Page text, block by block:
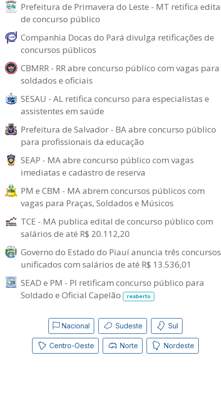
Prefeitura de Primavera do Leste - MT retifica
de concurso público
Companhia Docas do Pará divulga retificações de
concursos públicos
CBMRR - RR abre concurso público com vagas para
soldados e oficiais
SESAU - AL retifica concurso para especialistas e
assistentes em saúde
Prefeitura de Salvador - BA abre concurso público
para profissionais da educação
SEAP - MA abre concurso público com vagas
imediatas e cadastro de reserva
PM e CBM - MA abrem concursos públicos com
vagas para Praças, Soldados e Músicos
TCE - MA publica edital de concurso público com
salários de até R$ 20.112,20
Governo do Estado do Piauí anuncia três concursos
unificados com salários de até R$ 13.536,01
SEAD e PM - PI retificam concurso público para
Soldado e Oficial Capelão
reaberto
Nacional Sudeste Sul
Centro-Oeste Norte Nordeste